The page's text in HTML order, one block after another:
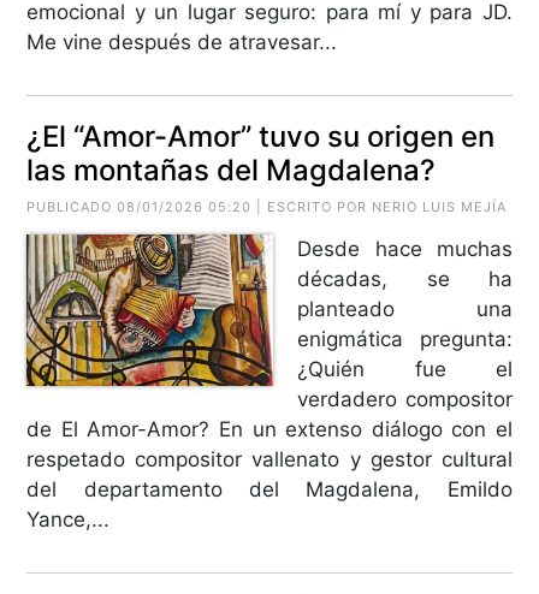
emocional y un lugar seguro: para mí y para JD.
Me vine después de atravesar...
¿El “Amor-Amor” tuvo su origen en
las montañas del Magdalena?
PUBLICADO 08/01/2026 05:20 | ESCRITO POR NERIO LUIS MEJÍA
Desde hace muchas
décadas, se ha
planteado una
enigmática pregunta:
¿Quién fue el
verdadero compositor
de El Amor-Amor? En un extenso diálogo con el
respetado compositor vallenato y gestor cultural
del departamento del Magdalena, Emildo
Yance,...